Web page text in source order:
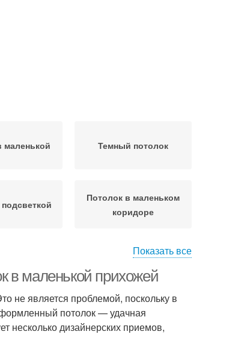
маленькой Темный потолок
Потолок в маленьком
коридоре
Показать все
в маленькой прихожей
не является проблемой, поскольку в
потолок — удачная
несколько дизайнерских приемов,